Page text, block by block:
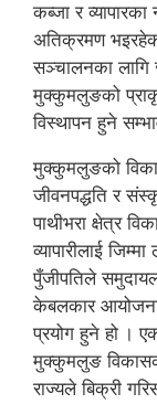
कब्जा र व्यापारका
अतिक्रमण
सञ्चालनका
मुक्कुमलुङको
विस्थापन हुने
मुक्कुमलुङको
जीवनपद्धति र
पाथीभरा क्षेत्र
व्यापारीलाई
पुँजीपतिले
केबलकार
प्रयोग हुने हो ।
मुक्कुमलुङ
राज्यले बिक्री